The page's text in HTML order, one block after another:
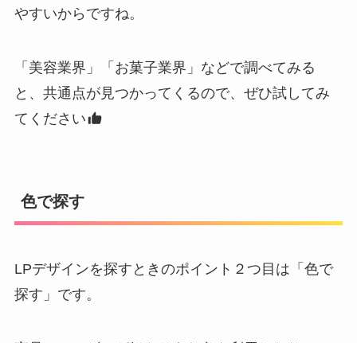
やすいからですね。
「美容業界」「お菓子業界」などで調べてみる
と、共通点が見つかってくるので、ぜひ試してみ
てください
色で探す
LPデザインを探すときのポイント２つ目は「色で
探す」です。